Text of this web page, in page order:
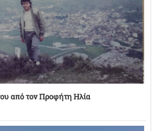
από τον Προφήτη Ηλία